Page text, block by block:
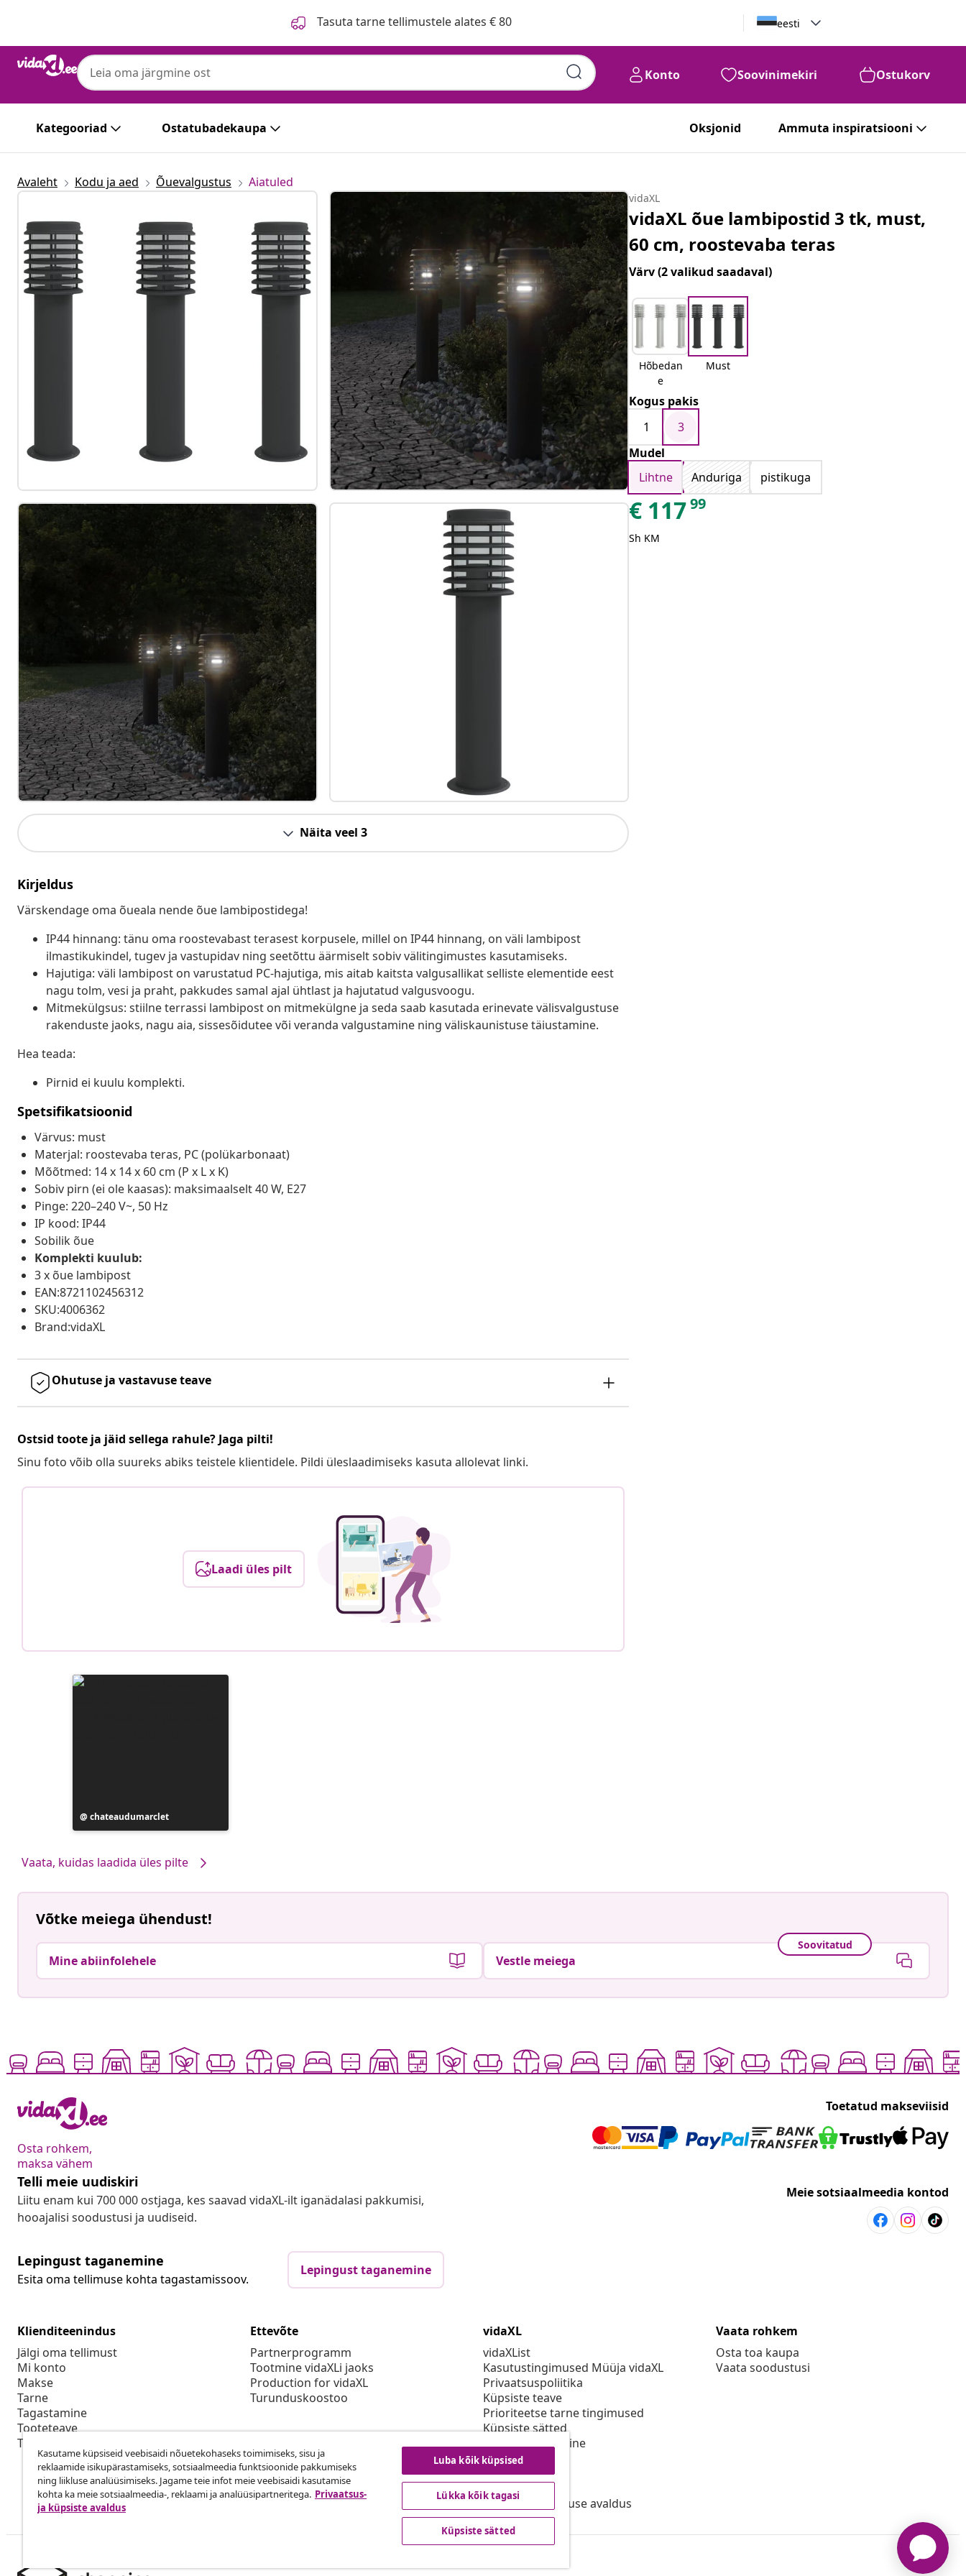
Tasuta tarne tellimustele alates € 80 eesti
Konto Soovinimekiri Ostukorv
Kategooriad Ostatubadekaupa Oksjonid Ammuta inspiratsiooni
Avaleht Kodu ja aed Õuevalgustus Aiatuled
Näita veel 3
Kirjeldus
Värskendage oma õueala nende õue lambipostidega!
IP44 hinnang: tänu oma roostevabast terasest korpusele, millel on IP44 hinnang, on väli lambipost
ilmastikukindel, tugev ja vastupidav ning seetõttu äärmiselt sobiv välitingimustes kasutamiseks.
Hajutiga: väli lambipost on varustatud PC-hajutiga, mis aitab kaitsta valgusallikat selliste elementide eest
nagu tolm, vesi ja praht, pakkudes samal ajal ühtlast ja hajutatud valgusvoogu.
Mitmekülgsus: stiilne terrassi lambipost on mitmekülgne ja seda saab kasutada erinevate välisvalgustuse
rakenduste jaoks, nagu aia, sissesõidutee või veranda valgustamine ning väliskaunistuse täiustamine.
Hea teada:
Pirnid ei kuulu komplekti.
Spetsifikatsioonid
Värvus: must
Materjal: roostevaba teras, PC (polükarbonaat)
Mõõtmed: 14 x 14 x 60 cm (P x L x K)
Sobiv pirn (ei ole kaasas): maksimaalselt 40 W, E27
Pinge: 220–240 V~, 50 Hz
IP kood: IP44
Sobilik õue
Komplekti kuulub:
3 x õue lambipost
EAN:8721102456312
SKU:4006362
Brand:vidaXL
Ohutuse ja vastavuse teave
Ostsid toote ja jäid sellega rahule? Jaga pilti!
Sinu foto võib olla suureks abiks teistele klientidele. Pildi üleslaadimiseks kasuta allolevat linki.
Laadi üles pilt
Postitus
avaldatud
chateaudumarclet
Vaata, kuidas laadida üles pilte
vidaXL
vidaXL õue lambipostid 3 tk, must,
60 cm, roostevaba teras
Värv(2 valikud saadaval)
Hõbedan
e
Must
Kogus pakis
1
3
Mudel
Lihtne
Anduriga pistikuga
€ 11799
Sh KM
Võtke meiega ühendust!
Mine abiinfolehele
Soovitatud
Vestle meiega
Osta rohkem,
maksa vähem
Toetatud makseviisid
Telli meie uudiskiri
Liitu enam kui 700 000 ostjaga, kes saavad vidaXL-ilt iganädalasi pakkumisi,
hooajalisi soodustusi ja uudiseid.
Meie sotsiaalmeedia kontod
Lepingust taganemine
Esita oma tellimuse kohta tagastamissoov.
Lepingust taganemine
Klienditeenindus
Jälgi oma tellimust
Mi konto
Makse
Tarne
Tagastamine
Tooteteave
Tellimus
Ettevõte
Partnerprogramm
Tootmine vidaXLi jaoks
Production for vidaXL
Turunduskoostoo
vidaXL
vidaXList
Kasutustingimused Müüja vidaXL
Privaatsuspoliitika
Küpsiste teave
Prioriteetse tarne tingimused
Küpsiste sätted
vidaXLis töötamine
Turvalisus
Eli vastutav isik
EPR poliitika
Juurdepääsetavuse avaldus
Vaata rohkem
Osta toa kaupa
Vaata soodustusi
Kasutame küpsiseid veebisaidi nõuetekohaseks toimimiseks, sisu ja
reklaamide isikupärastamiseks, sotsiaalmeedia funktsioonide pakkumiseks
ning liikluse analüüsimiseks. Jagame teie infot meie veebisaidi kasutamise
kohta ka meie sotsiaalmeedia-, reklaami ja analüüsipartneritega. Privaatsus-
ja küpsiste avaldus
Luba kõik küpsised
Lükka kõik tagasi
Küpsiste sätted